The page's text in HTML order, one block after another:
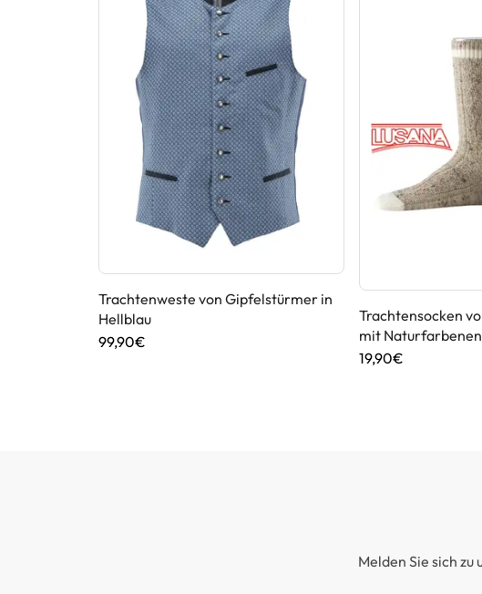
Trachtenweste von Gipfelstürmer in
Hellblau
99,90€
Trachtensocken
mit
19,90€
Melden Sie sich